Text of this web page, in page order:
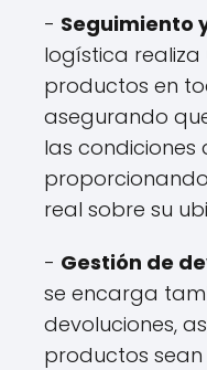
- Seguimiento
logística realiza
productos en
asegurando
las
real sobre su
- Gestión de
se encarga
devoluciones,
productos